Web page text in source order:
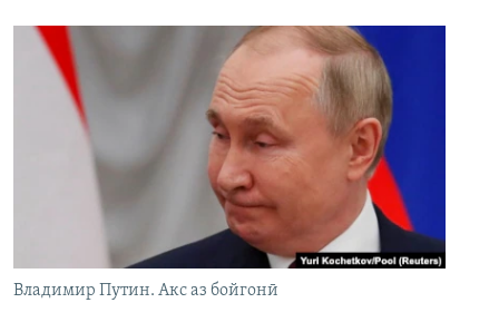
Владимир Путин. Акс аз бойгонӣ